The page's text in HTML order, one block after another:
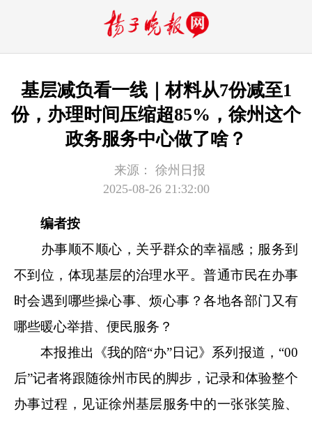
基层减负看一线｜材料从7份减至1
份，办理时间压缩超85%，徐州这个
政务服务中心做了啥？
来源：
徐州日报
2025-08-26 21:32:00
编者按
办事顺不顺心，关乎群众的幸福感；服务到
不到位，体现基层的治理水平。普通市民在办事
时会遇到哪些操心事、烦心事？各地各部门又有
哪些暖心举措、便民服务？
本报推出《我的陪“办”日记》系列报道，“00
后”记者将跟随徐州市民的脚步，记录和体验整个
办事过程，见证徐州基层服务中的一张张笑脸、